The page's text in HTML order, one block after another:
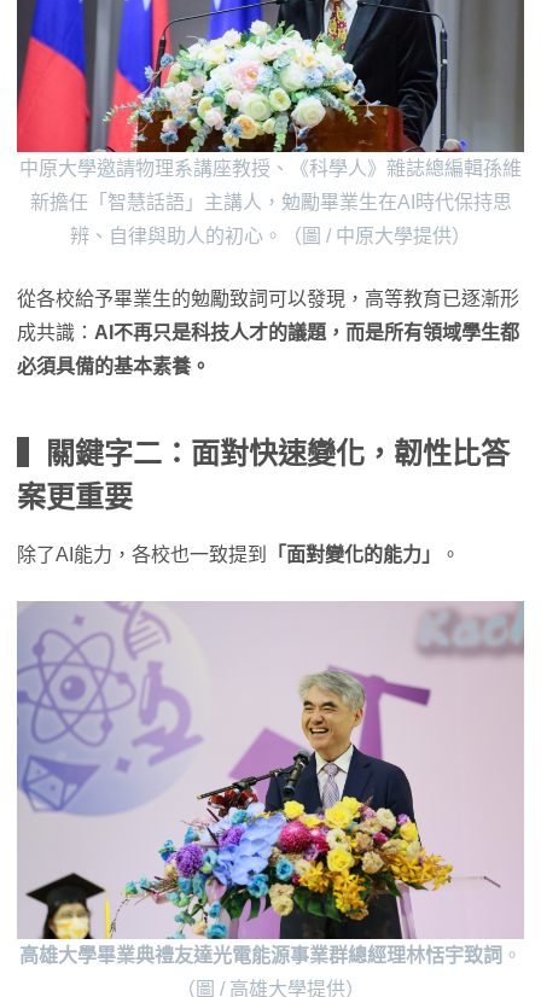
中原大學邀請物理系講座教授、《科學人》雜誌總編輯孫維
新擔任「智慧話語」主講人，勉勵畢業生在AI時代保持思
辨、自律與助人的初心。（圖 / 中原大學提供）
從各校給予畢業生的勉勵致詞可以發現，高等教育已逐漸形
成共識： AI不再只是科技人才的議題，而是所有領域學生都
必須具備的基本素養。
▍關鍵字二：面對快速變化，韌性比答
案更重要
除了AI能力，各校也一致提到 「面對變化的能力」 。
高雄大學畢業典禮友達光電能源事業群總經理林恬宇致詞 。
（圖 / 高雄大學提供）